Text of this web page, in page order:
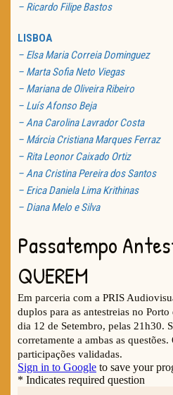
– Ricardo Filipe Bastos
LISBOA
– Elsa Maria Correia Dominguez
– Marta Sofia Neto Viegas
– Mariana de Oliveira Ribeiro
– Luís Afonso Beja
– Ana Carolina Lavrador Costa
– Márcia Cristiana Marques Ferraz
– Rita Leonor Caixado Ortiz
– Ana Cristina Pereira dos Santos
– Erica Daniela Lima Krithinas
– Diana Melo e Silva